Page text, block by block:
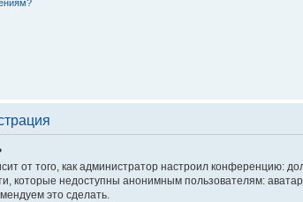
от того, как администратор настроил конференцию:
которые недоступны анонимным пользователям:
это сделать.